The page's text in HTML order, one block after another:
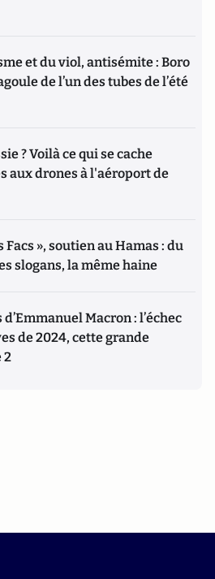
et du viol, antisémite : Boro
de l’un des tubes de l’été
? Voilà ce qui se cache
aux drones à l'aéroport de
Facs », soutien au Hamas : du
slogans, la même haine
Macron : l’échec
de 2024, cette grande
2